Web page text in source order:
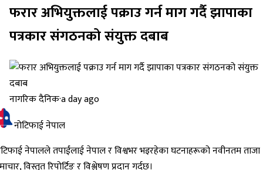
फरार अभियुक्तलाई पक्राउ गर्न माग गर्दै झापाका
पत्रकार संगठनको संयुक्त दबाब
नागरिक दैनिक·a day ago
नोटिफाई नेपाल
नेपालले तपाईंलाई नेपाल र विश्वभर भइरहेका घटनाहरूको नवीनतम ताजा
विस्तृत रिपोर्टिङ र विश्लेषण प्रदान गर्दछ।